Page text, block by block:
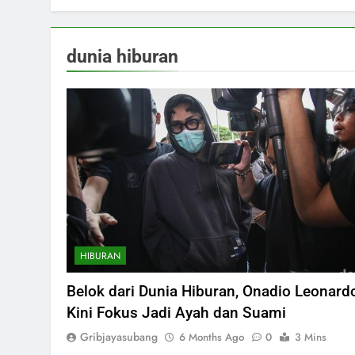
dunia hiburan
HIBURAN
Belok dari Dunia Hiburan, Onadio
Kini Fokus Jadi Ayah dan Suami
Gribjayasubang 6 Months Ago 0 3 Mins